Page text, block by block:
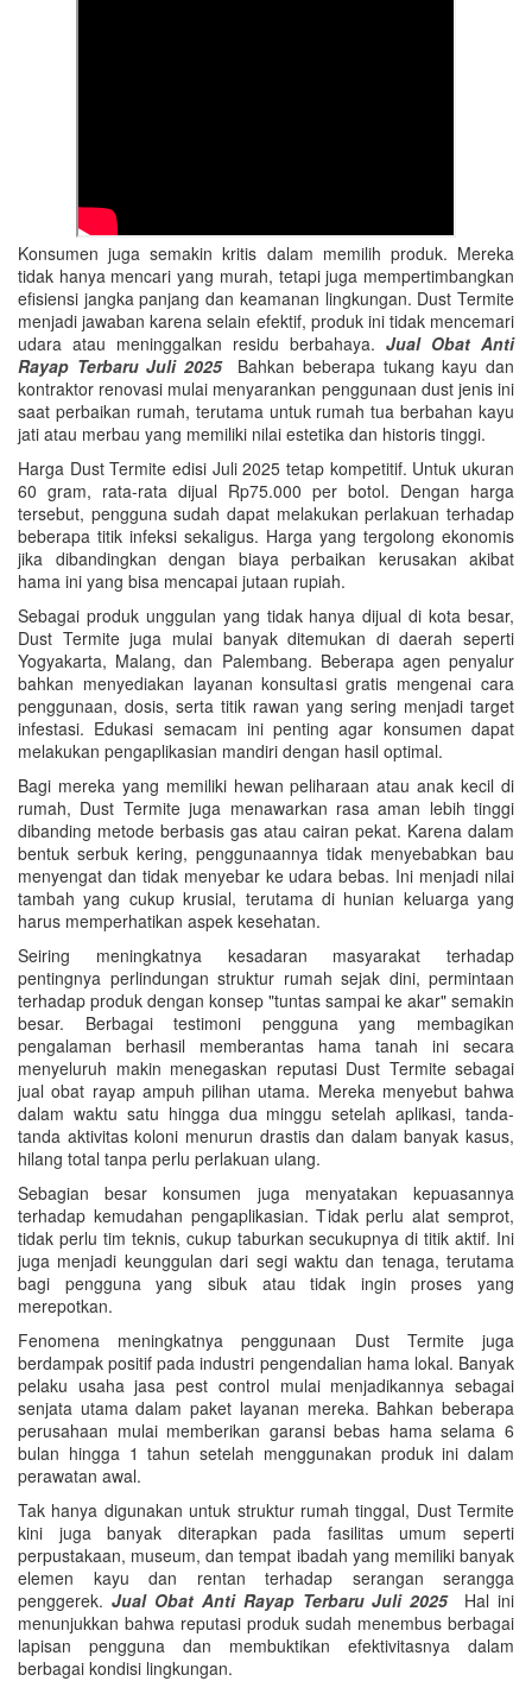
Konsumen juga semakin kritis dalam memilih produk. Mereka
tidak hanya mencari yang murah, tetapi juga mempertimbangkan
efisiensi jangka panjang dan keamanan lingkungan. Dust Termite
menjadi jawaban karena selain efektif, produk ini tidak mencemari
udara atau meninggalkan residu berbahaya. Jual Obat Anti
Rayap Terbaru Juli 2025Bahkan beberapa tukang kayu dan
kontraktor renovasi mulai menyarankan penggunaan dust jenis ini
saat perbaikan rumah, terutama untuk rumah tua berbahan kayu
jati atau merbau yang memiliki nilai estetika dan historis tinggi.
Harga Dust Termite edisi Juli 2025 tetap kompetitif. Untuk ukuran
60 gram, rata-rata dijual Rp75.000 per botol. Dengan harga
tersebut, pengguna sudah dapat melakukan perlakuan terhadap
beberapa titik infeksi sekaligus. Harga yang tergolong ekonomis
jika dibandingkan dengan biaya perbaikan kerusakan akibat
hama ini yang bisa mencapai jutaan rupiah.
Sebagai produk unggulan yang tidak hanya dijual di kota besar,
Dust Termite juga mulai banyak ditemukan di daerah seperti
Yogyakarta, Malang, dan Palembang. Beberapa agen penyalur
bahkan menyediakan layanan konsultasi gratis mengenai cara
penggunaan, dosis, serta titik rawan yang sering menjadi target
infestasi. Edukasi semacam ini penting agar konsumen dapat
melakukan pengaplikasian mandiri dengan hasil optimal.
Bagi mereka yang memiliki hewan peliharaan atau anak kecil di
rumah, Dust Termite juga menawarkan rasa aman lebih tinggi
dibanding metode berbasis gas atau cairan pekat. Karena dalam
bentuk serbuk kering, penggunaannya tidak menyebabkan bau
menyengat dan tidak menyebar ke udara bebas. Ini menjadi nilai
tambah yang cukup krusial, terutama di hunian keluarga yang
harus memperhatikan aspek kesehatan.
Seiring meningkatnya kesadaran masyarakat terhadap
pentingnya perlindungan struktur rumah sejak dini, permintaan
terhadap produk dengan konsep "tuntas sampai ke akar" semakin
besar. Berbagai testimoni pengguna yang membagikan
pengalaman berhasil memberantas hama tanah ini secara
menyeluruh makin menegaskan reputasi Dust Termite sebagai
jual obat rayap ampuh pilihan utama. Mereka menyebut bahwa
dalam waktu satu hingga dua minggu setelah aplikasi, tanda-
tanda aktivitas koloni menurun drastis dan dalam banyak kasus,
hilang total tanpa perlu perlakuan ulang.
Sebagian besar konsumen juga menyatakan kepuasannya
terhadap kemudahan pengaplikasian. Tidak perlu alat semprot,
tidak perlu tim teknis, cukup taburkan secukupnya di titik aktif. Ini
juga menjadi keunggulan dari segi waktu dan tenaga, terutama
bagi pengguna yang sibuk atau tidak ingin proses yang
merepotkan.
Fenomena meningkatnya penggunaan Dust Termite juga
berdampak positif pada industri pengendalian hama lokal. Banyak
pelaku usaha jasa pest control mulai menjadikannya sebagai
senjata utama dalam paket layanan mereka. Bahkan beberapa
perusahaan mulai memberikan garansi bebas hama selama 6
bulan hingga 1 tahun setelah menggunakan produk ini dalam
perawatan awal.
Tak hanya digunakan untuk struktur rumah tinggal, Dust Termite
kini juga banyak diterapkan pada fasilitas umum seperti
perpustakaan, museum, dan tempat ibadah yang memiliki banyak
elemen kayu dan rentan terhadap serangan serangga
penggerek. Jual Obat Anti Rayap Terbaru Juli 2025Hal ini
menunjukkan bahwa reputasi produk sudah menembus berbagai
lapisan pengguna dan membuktikan efektivitasnya dalam
berbagai kondisi lingkungan.